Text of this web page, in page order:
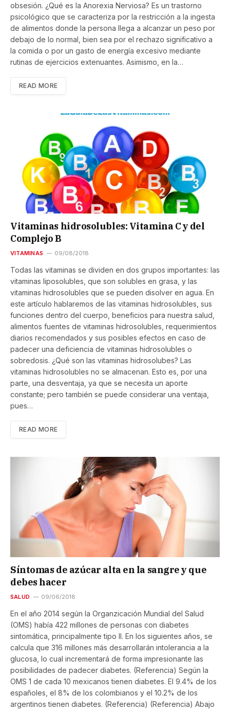
obsesión. ¿Qué es la Anorexia Nerviosa? Es un trastorno
psicológico que se caracteriza por la restricción a la ingesta
de alimentos donde la persona llega a alcanzar un peso por
debajo de lo normal, bien sea por el rechazo significativo a
la comida o por un gasto de energía excesivo mediante
rutinas de ejercicios extenuantes. Asimismo, en la…
READ MORE
Vitaminas hidrosolubles: Vitamina C y del
Complejo B
VITAMINAS 09/08/2018
Todas las vitaminas se dividen en dos grupos importantes: las
vitaminas liposolubles, que son solubles en grasa, y las
vitaminas hidrosolubles que se pueden disolver en agua. En
este artículo hablaremos de las vitaminas hidrosolubles, sus
funciones dentro del cuerpo, beneficios para nuestra salud,
alimentos fuentes de vitaminas hidrosolubles, requerimientos
diarios recomendados y sus posibles efectos en caso de
padecer una deficiencia de vitaminas hidrosolubles o
sobredosis. ¿Qué son las vitaminas hidrosolubes? Las
vitaminas hidrosolubles no se almacenan. Esto es, por una
parte, una desventaja, ya que se necesita un aporte
constante; pero también se puede considerar una ventaja,
pues…
READ MORE
Síntomas de azúcar alta en la sangre y que
debes hacer
SALUD 09/06/2018
En el año 2014 según la Organzicación Mundial del Salud
(OMS) había 422 millones de personas con diabetes
sintomática, principalmente tipo II. En los siguientes años, se
calcula que 316 millones más desarrollarán intolerancia a la
glucosa, lo cual incrementará de forma impresionante las
posibilidades de padecer diabetes. (Referencia) Según la
OMS 1 de cada 10 mexicanos tienen diabetes. El 9.4% de los
españoles, el 8% de los colombianos y el 10.2% de los
argentinos tienen diabetes. (Referencia) (Referencia) Abajo